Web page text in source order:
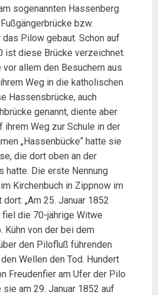
sogenannten Hassenberg
bzw.
Pilow gebaut. Schon auf
ist diese Brücke verzeichnet.
allem den Besuchern aus
Weg in die katholischen
Hassensbrücke, auch
genannt, diente aber
ihrem Weg zur Schule in der
„Hassenbücke“ hatte sie
die dort oben an der
hatte. Die erste Nennung
Kirchenbuch in Zippnow im
„Am 25. Januar 1852
fiel die 70-jährige Witwe
Kühn von der bei dem
den Pilofluß führenden
Wellen den Tod. Hundert
Freudenfier am Ufer der Pilo
am 29. Januar 1852 auf